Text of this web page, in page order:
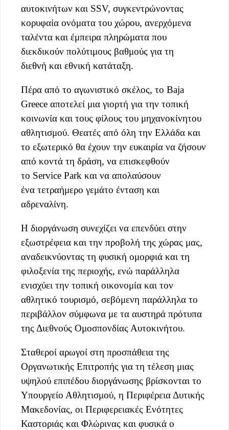
αυτοκινήτων και SSV, συγκεντρώνοντας
κορυφαία ονόματα του χώρου, ανερχόμενα
ταλέντα και έμπειρα πληρώματα που
διεκδικούν πολύτιμους βαθμούς για τη
διεθνή και εθνική κατάταξη.
Πέρα από το αγωνιστικό σκέλος, το Baja
Greece αποτελεί μια γιορτή για την τοπική
κοινωνία και τους φίλους του μηχανοκίνητου
αθλητισμού. Θεατές από όλη την Ελλάδα και
το εξωτερικό θα έχουν την ευκαιρία να ζήσουν
από κοντά τη δράση, να επισκεφθούν
το Service Park και να απολαύσουν
ένα τετραήμερο γεμάτο ένταση και
αδρεναλίνη.
Η διοργάνωση συνεχίζει να επενδύει στην
εξωστρέφεια και την προβολή της χώρας μας,
αναδεικνύοντας τη φυσική ομορφιά και τη
φιλοξενία της περιοχής, ενώ παράλληλα
ενισχύει την τοπική οικονομία και τον
αθλητικό τουρισμό, σεβόμενη παράλληλα το
περιβάλλον σύμφωνα με τα αυστηρά πρότυπα
της Διεθνούς Ομοσπονδίας Αυτοκινήτου.
Σταθεροί αρωγοί στη προσπάθεια της
Οργανωτικής Επιτροπής για τη τέλεση μιας
υψηλού επιπέδου διοργάνωσης βρίσκονται το
Υπουργείο Αθλητισμού, η Περιφέρεια Δυτικής
Μακεδονίας, οι Περιφερειακές Ενότητες
Καστοριάς και Φλώρινας και φυσικά ο